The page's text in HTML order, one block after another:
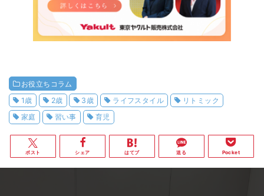
お役立ちコラム
1歳
2歳 3歳 ライフスタイル
リトミック
家庭
習い事 育児
ポスト シェア はてブ 送る Pocket